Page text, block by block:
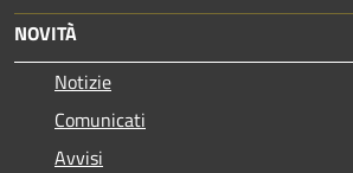
NOVITÀ
Notizie
Comunicati
Avvisi